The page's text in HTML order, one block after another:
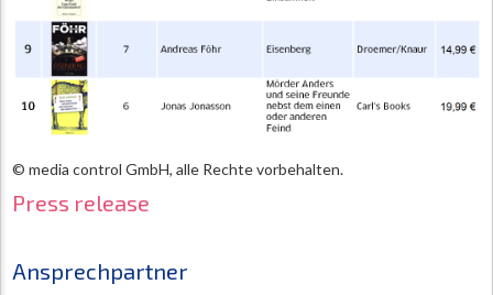
© media control GmbH, alle Rechte vorbehalten.
Press release
Ansprechpartner